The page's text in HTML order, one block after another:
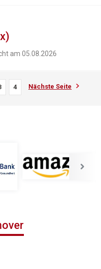
am 05.08.2026
4 Nächste Seite